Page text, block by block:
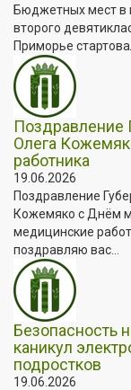
Бюджетных мест в
второго
Приморье
Поздравление
Олега
работника
19.06.2026
Поздравление
Кожемяко с Днём
медицинские
поздравляю вас...
Безопасность
каникул
подростков
19.06.2026